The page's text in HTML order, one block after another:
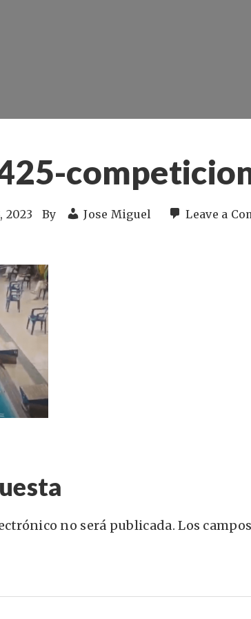
2023 By Jose Miguel Leave a
no será publicada. Los